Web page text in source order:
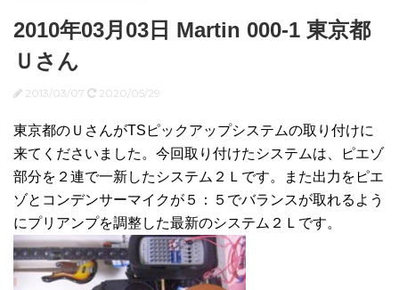
2010年03月03日 Martin 000-1 東京都
Ｕさん
2013/03/07 2020/05/29
東京都のＵさんがTSピックアップシステムの取り付けに
来てくださいました。今回取り付けたシステムは、ピエゾ
部分を２連で一新したシステム２Ｌです。また出力をピエ
ゾとコンデンサーマイクが５：５でバランスが取れるよう
にプリアンプを調整した最新のシステム２Ｌです。